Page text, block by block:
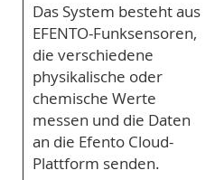
Das System besteht aus
EFENTO-Funksensoren,
die verschiedene
physikalische oder
chemische Werte
messen und die Daten
an die Efento Cloud-
Plattform senden.